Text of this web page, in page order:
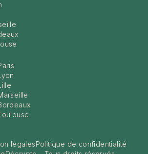
légalesPolitique de confidentialité